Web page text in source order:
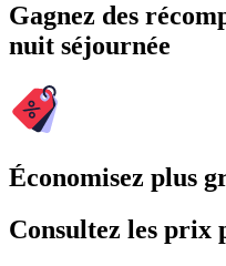
Gagnez des
nuit séjournée
Économisez plus
Consultez les prix